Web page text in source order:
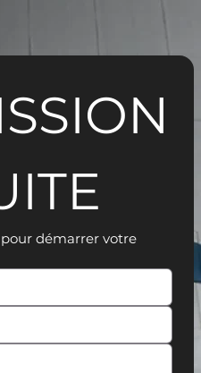
démarrer votre